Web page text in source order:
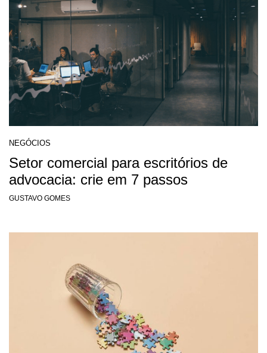
NEGÓCIOS
Setor comercial para escritórios de
advocacia: crie em 7 passos
GUSTAVO GOMES